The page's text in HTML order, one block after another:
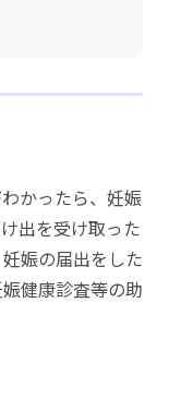
かったら、妊娠
出を受け取った
娠の届出をした
健康診査等の助